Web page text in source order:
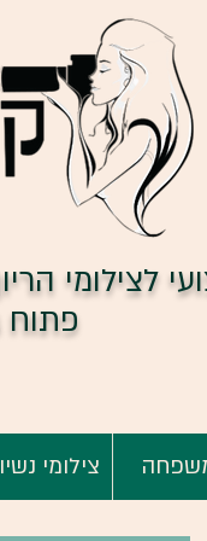
לצילומי
פתוח
צילומי